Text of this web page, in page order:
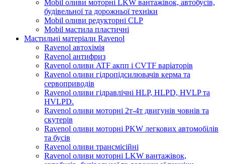
Mobil оливи моторні LKW вантажівок, автобусів,
будівельної та дорожньої техніки
Mobil оливи редукторні CLP
Mobil мастила пластичні
Мастильні матеріали Ravenol
Ravenol автохімія
Ravenol антифриз
Ravenol оливи ATF акпп і CVTF варіаторів
Ravenol оливи гідропідсилювачів керма та
сервоприводів
Ravenol оливи гідравлічні HLP, HLPD, HVLP та
HVLPD.
Ravenol оливи моторні 2т-4т двигунів човнів та
скутерів
Ravenol оливи моторні PKW легкових автомобілів
та бусів
Ravenol оливи трансмісійні
Ravenol оливи моторні LKW вантажівок,